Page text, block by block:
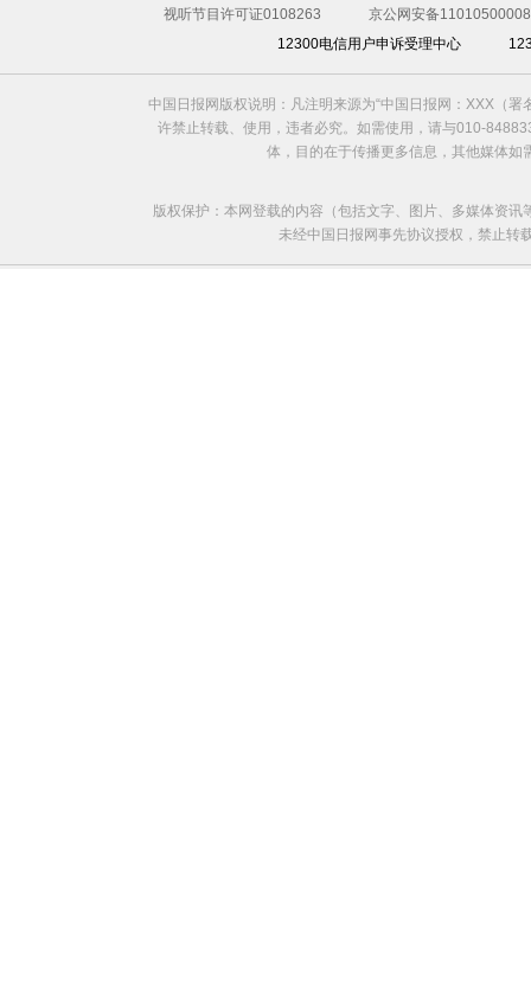
视听节目许可证0108263
京公网安备
12300电信用户申诉受理中心
中国日报网版权说明：凡注明来源为“中国日报网：XXX（
许禁止转载、使用，违者必究。如需使用，请与010-
体，目的在于传播更多信息，其他媒体
版权保护：本网登载的内容（包括文字、图片、多媒体资
未经中国日报网事先协议授权，禁止转